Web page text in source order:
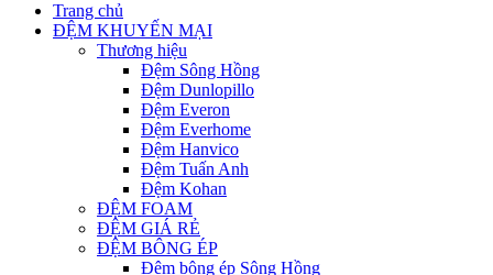
Trang chủ
ĐỆM KHUYẾN MẠI
Thương hiệu
Đệm Sông Hồng
Đệm Dunlopillo
Đệm Everon
Đệm Everhome
Đệm Hanvico
Đệm Tuấn Anh
Đệm Kohan
ĐỆM FOAM
ĐỆM GIÁ RẺ
ĐỆM BÔNG ÉP
Đệm bông ép Sông Hồng